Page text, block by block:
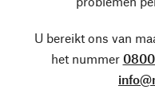
U bereikt ons van
het nummer 0800